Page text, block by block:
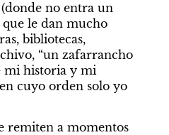
no entra un
le dan mucho
bibliotecas,
“un zafarrancho
mi historia y mi
cuyo orden solo yo
remiten a momentos